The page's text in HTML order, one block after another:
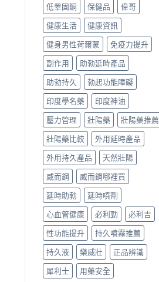
低睪固酮
保健品
偉哥
健康生活
健康資訊
健身男性荷爾蒙
免疫力提升
副作用
助勃延時產品
助勃持久
勃起功能障礙
印度學名藥
印度神油
壓力管理
壯陽藥
壯陽藥推薦
壯陽藥比較
外用延時產品
外用持久產品
天然壯陽
威而鋼
威而鋼哪裡買
延時助勃
延時噴劑
心血管健康
必利勁
必利吉
性功能提升
持久噴霧推薦
持久液
樂威壯
正品辨識
犀利士
用藥安全